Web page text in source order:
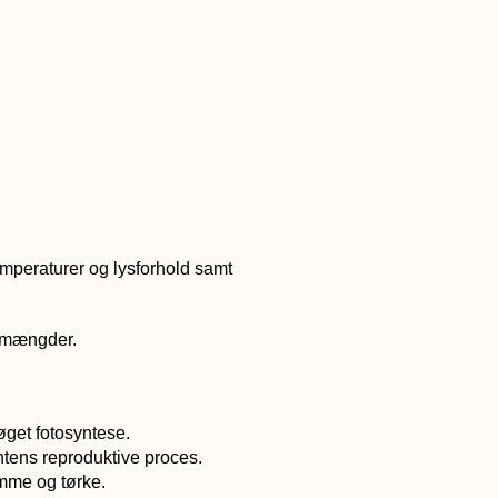
og lysforhold samt
fotosyntese.
reproduktive proces.
og tørke.